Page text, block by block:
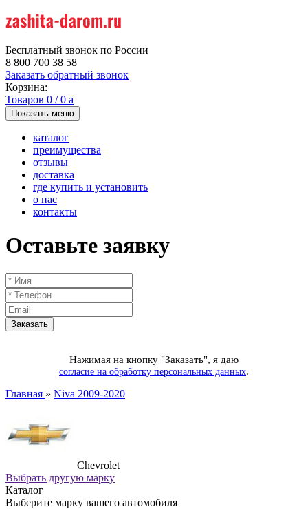
Бесплатный звонок по России
8 800 700 38 58
Заказать обратный звонок
Корзина:
Товаров 0 /0 a
Показать меню
каталог
преимущества
отзывы
доставка
где купить и установить
о нас
контакты
Оставьте заявку
Нажимая на кнопку "Заказать", я даю
согласие на обработку персональных данных.
Главная » Niva 2009-2020
Chevrolet
Выбрать другую марку
Каталог
Выберите марку вашего автомобиля